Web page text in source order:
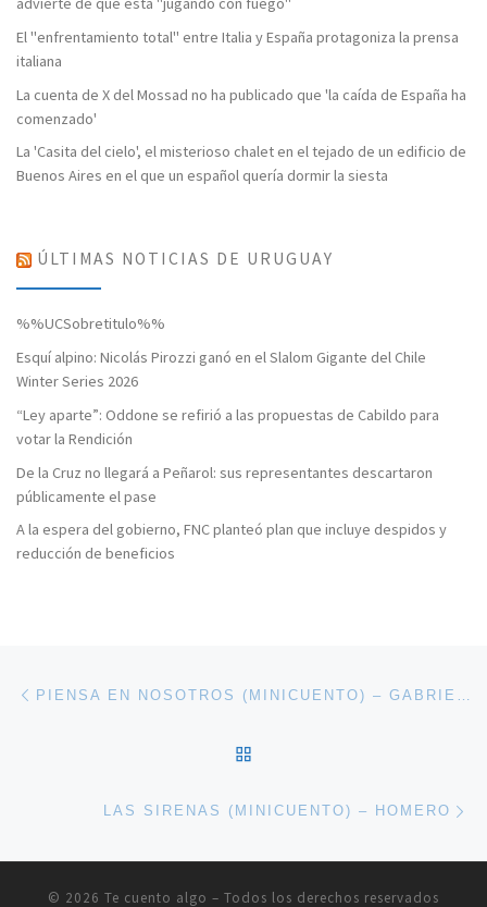
El "enfrentamiento total" entre Italia y España protagoniza la prensa
italiana
La cuenta de X del Mossad no ha publicado que 'la caída de España ha
comenzado'
La 'Casita del cielo', el misterioso chalet en el tejado de un edificio de
Buenos Aires en el que un español quería dormir la siesta
ÚLTIMAS NOTICIAS DE URUGUAY
%%UCSobretitulo%%
Esquí alpino: Nicolás Pirozzi ganó en el Slalom Gigante del Chile
Winter Series 2026
“Ley aparte”: Oddone se refirió a las propuestas de Cabildo para
votar la Rendición
De la Cruz no llegará a Peñarol: sus representantes descartaron
públicamente el pase
A la espera del gobierno, FNC planteó plan que incluye despidos y
reducción de beneficios
Navegación de entradas
LAS SIRENAS (MINICUENTO) – HOMERO
© 2026 Te cuento algo – Todos los derechos reservados